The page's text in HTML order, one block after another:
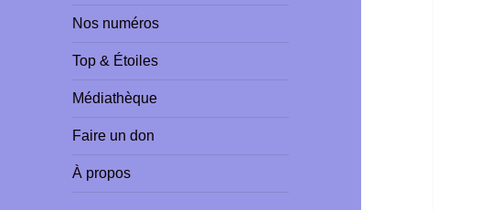
Nos numéros
Top & Étoiles
Médiathèque
Faire un don
À propos